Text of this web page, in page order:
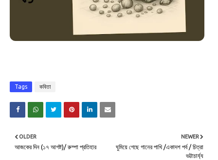
Tags কবিতা
NEWER
ঘুমিয়ে গেছে গানের পাখি /একাদশ পর্ব / চিত্রা
ভট্টাচার্য্য
OLDER
আজকের দিন (১৭ আগষ্ট)/ রুম্পা প্রতিহার